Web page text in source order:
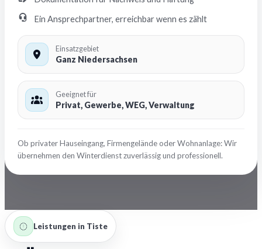
Ein Ansprechpartner, erreichbar wenn es zählt
Einsatzgebiet
Ganz Niedersachsen
Geeignet für
Privat, Gewerbe, WEG, Verwaltung
Ob privater Hauseingang, Firmengelände oder Wohnanlage: Wir
übernehmen den Winterdienst zuverlässig und professionell.
Leistungen in Tiste